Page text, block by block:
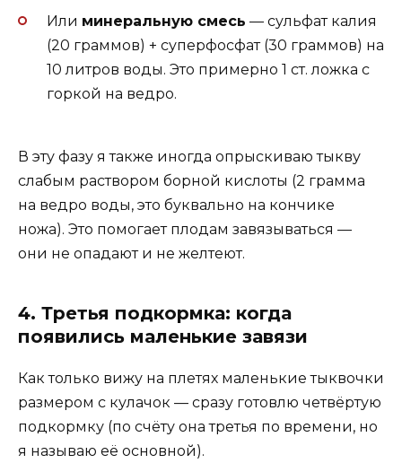
Или минеральную смесь — сульфат калия
(20 граммов) + суперфосфат (30 граммов) на
10 литров воды. Это примерно 1 ст. ложка с
горкой на ведро.
В эту фазу я также иногда опрыскиваю тыкву
слабым раствором борной кислоты (2 грамма
на ведро воды, это буквально на кончике
ножа). Это помогает плодам завязываться —
они не опадают и не желтеют.
4. Третья подкормка: когда
появились маленькие завязи
Как только вижу на плетях маленькие тыквочки
размером с кулачок — сразу готовлю четвёртую
подкормку (по счёту она третья по времени, но
я называю её основной).